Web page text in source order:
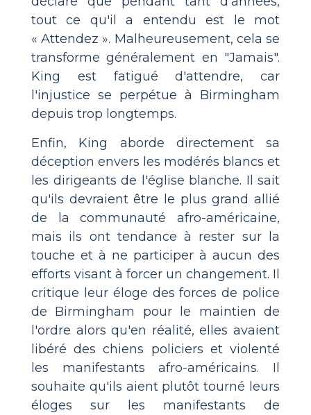
tout ce qu'il a entendu est le mot
« Attendez ». Malheureusement, cela se
transforme généralement en "Jamais".
King est fatigué d'attendre, car
l'injustice se perpétue à Birmingham
depuis trop longtemps.
Enfin, King aborde directement sa
déception envers les modérés blancs et
les dirigeants de l'église blanche. Il sait
qu'ils devraient être le plus grand allié
de la communauté afro-américaine,
mais ils ont tendance à rester sur la
touche et à ne participer à aucun des
efforts visant à forcer un changement. Il
critique leur éloge des forces de police
de Birmingham pour le maintien de
l'ordre alors qu'en réalité, elles avaient
libéré des chiens policiers et violenté
les manifestants afro-américains. Il
souhaite qu'ils aient plutôt tourné leurs
éloges sur les manifestants de